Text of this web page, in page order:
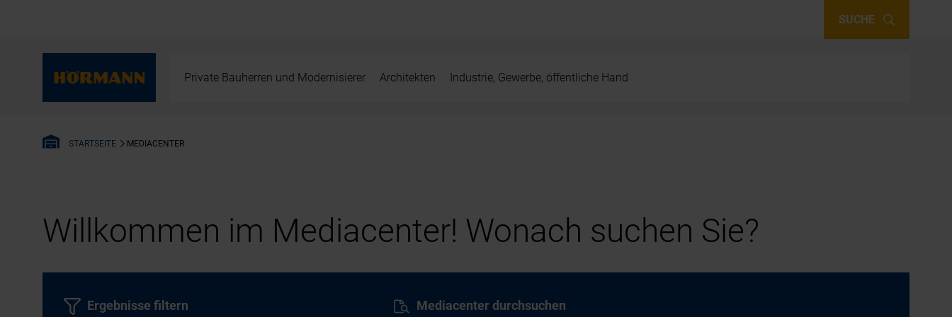
SUCHE
Private Bauherren und Modernisierer Architekten Industrie, Gewerbe, öffentliche Hand
STARTSEITE MEDIACENTER
Willkommen im Mediacenter! Wonach suchen Sie?
Mediacenter durchsuchen
Ergebnisse filtern